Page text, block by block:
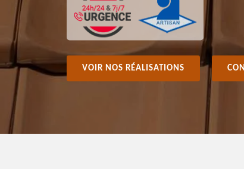
VOIR NOS RÉALISATIONS